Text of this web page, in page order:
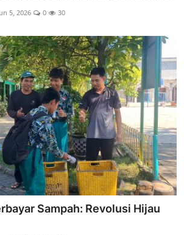
5, 2026 0 30
Sampah: Revolusi Hijau